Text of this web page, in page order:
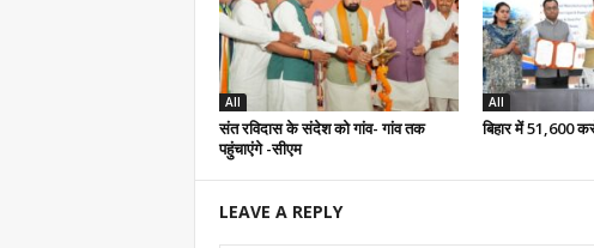
All
संत रविदास के संदेश को गांव- गांव तक
पहुंचाएंगे -सीएम
All
बिहार में 51,600
LEAVE A REPLY